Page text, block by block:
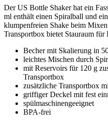
Der US Bottle Shaker hat ein
ml enthält einen Spiralball und
klumpenfreien Shake beim
Transportbox bietet Stauraum für
Becher mit Skalierung in
leichtes Mischen durch
mit Reservoirs für 120 g
Transportbox
zusätzliche Transportbox
griffiger Deckel mit fest
spülmaschinengeeignet
BPA-frei